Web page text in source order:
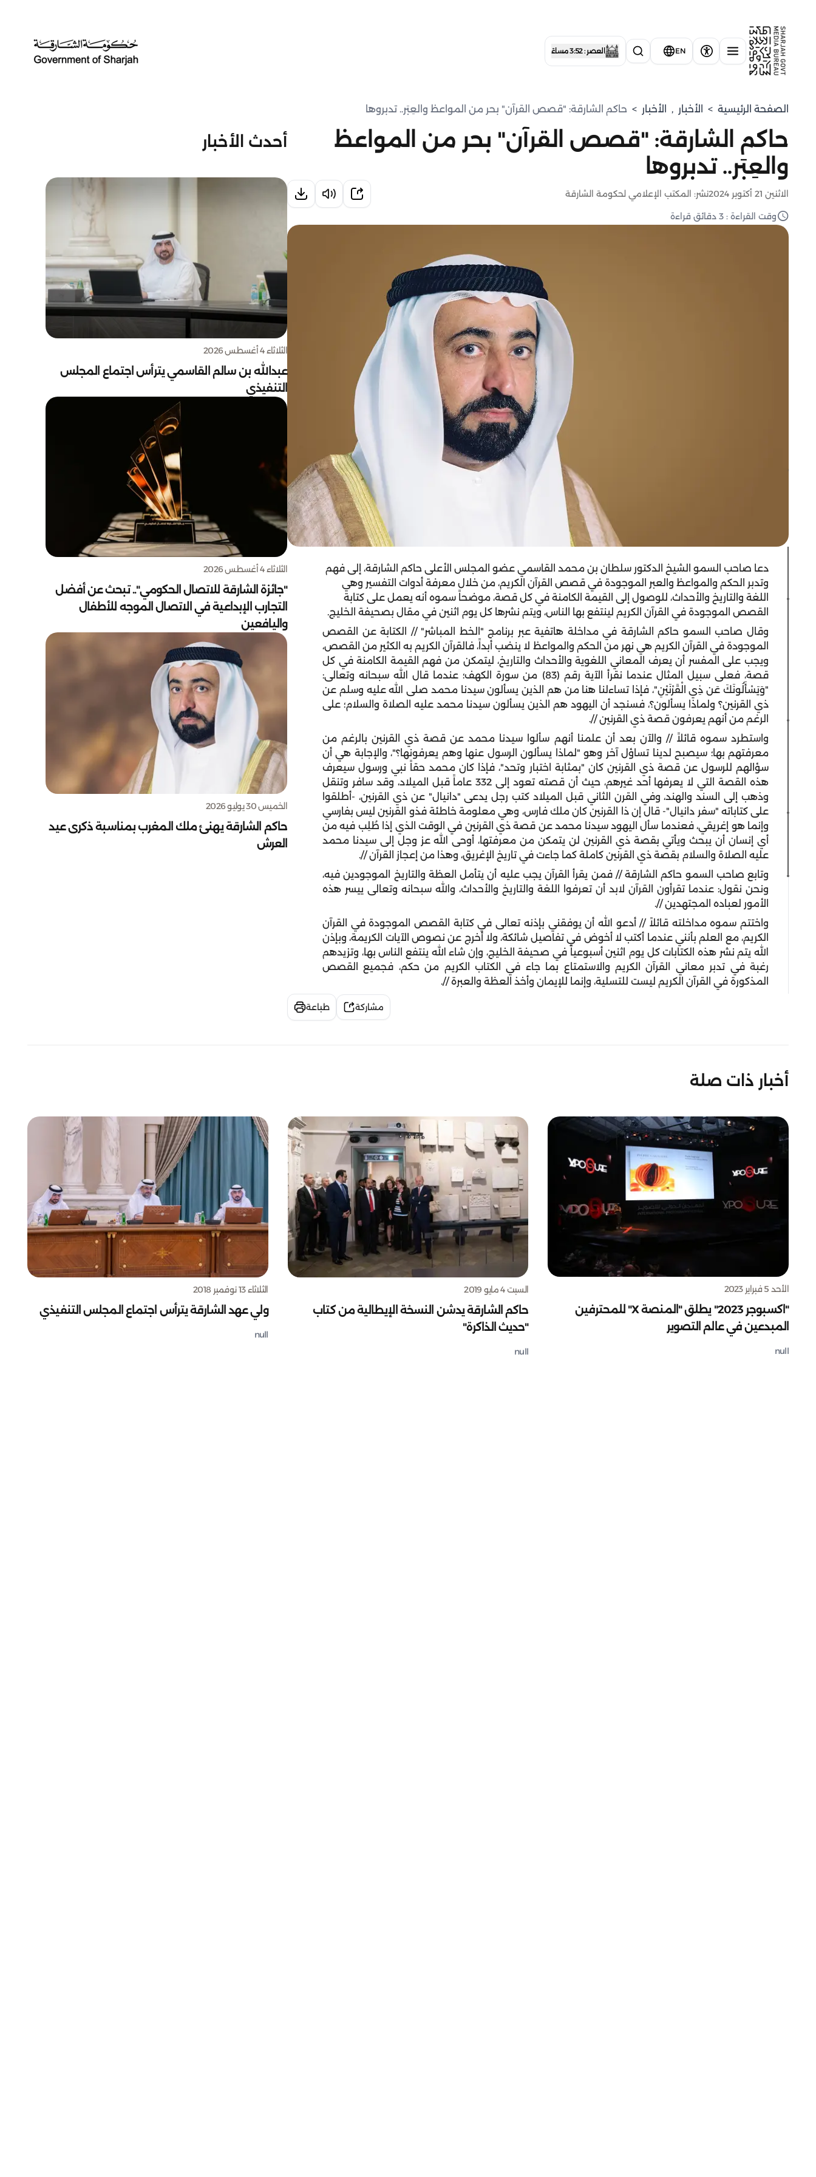
EN العصر : 3:52 مساءً
الصفحة الرئيسية > الأخبار , الأخبار > حاكم الشارقة: "قصص القرآن" بحر من المواعظ والعِبَر.. تدبروها
حاكم الشارقة: "قصص القرآن" بحر من المواعظ
والعِبَر.. تدبروها
الاثنين 21 أكتوبر 2024 نشر: المكتب الإعلامي لحكومة الشارقة
وقت القراءة : 3 دقائق قراءة
دعا صاحب السمو الشيخ الدكتور سلطان بن محمد القاسمي عضو المجلس الأعلى حاكم الشارقة، إلى فهم
وتدبر الحكم والمواعظ والعبر الموجودة في قصص القرآن الكريم، من خلال معرفة أدوات التفسير وهي
اللغة والتاريخ والأحداث، للوصول إلى القيمة الكامنة في كل قصة، موضحاً سموه أنه يعمل على كتابة
القصص الموجودة في القرآن الكريم لينتفع بها الناس، ويتم نشرها كل يوم اثنين في مقال بصحيفة الخليج.
وقال صاحب السمو حاكم الشارقة في مداخلة هاتفية عبر برنامج "الخط المباشر" // الكتابة عن القصص
الموجودة في القرآن الكريم هي نهر من الحكم والمواعظ لا ينضب أبداً، فالقرآن الكريم به الكثير من القصص،
ويجب على المفسر أن يعرف المعاني اللغوية والأحداث والتاريخ، ليتمكن من فهم القيمة الكامنة في كل
قصة، فعلى سبيل المثال عندما نقرأ الآية رقم (83) من سورة الكهف؛ عندما قال الله سبحانه وتعالى:
"وَيَسْأَلُونَكَ عَن ذِي الْقَرْنَيْنِ"، فإذا تساءلنا هنا من هم الذين يسألون سيدنا محمد صلى الله عليه وسلم عن
ذي القرنين؟ ولماذا يسألون؟، فسنجد أن اليهود هم الذين يسألون سيدنا محمد عليه الصلاة والسلام؛ على
الرغم من أنهم يعرفون قصة ذي القرنين //.
واستطرد سموه قائلاً // والآن بعد أن علمنا أنهم سألوا سيدنا محمد عن قصة ذي القرنين بالرغم من
معرفتهم بها؛ سيصبح لدينا تساؤل آخر وهو "لماذا يسألون الرسول عنها وهم يعرفونها؟"، والإجابة هي أن
سؤالهم للرسول عن قصة ذي القرنين كان "بمثابة اختبار وتحد"، فإذا كان محمد حقاً نبي ورسول سيعرف
هذه القصة التي لا يعرفها أحد غيرهم، حيث أن قصته تعود إلى 332 عاماً قبل الميلاد، وقد سافر وتنقل
وذهب إلى السند والهند، وفي القرن الثاني قبل الميلاد كتب رجل يدعى "دانيال" عن ذي القرنين، -أطلقوا
على كتاباته "سفر دانيال"- قال إن ذا القرنين كان ملك فارس، وهي معلومة خاطئة فذو القرنين ليس بفارسي
وإنما هو إغريقي، فعندما سأل اليهود سيدنا محمد عن قصة ذي القرنين في الوقت الذي إذا طُلِب فيه من
أي إنسان أن يبحث ويأتي بقصة ذي القرنين لن يتمكن من معرفتها، أوحى الله عز وجل إلى سيدنا محمد
عليه الصلاة والسلام بقصة ذي القرنين كاملة كما جاءت في تاريخ الإغريق، وهذا من إعجاز القرآن //.
وتابع صاحب السمو حاكم الشارقة // فمن يقرأ القرآن يجب عليه أن يتأمل العظة والتاريخ الموجودين فيه،
ونحن نقول: عندما تقرأون القرآن لابد أن تعرفوا اللغة والتاريخ والأحداث، والله سبحانه وتعالى ييسر هذه
الأمور لعباده المجتهدين //.
واختتم سموه مداخلته قائلاً // أدعو الله أن يوفقني بإذنه تعالى في كتابة القصص الموجودة في القرآن
الكريم، مع العلم بأنني عندما أكتب لا أخوض في تفاصيل شائكة، ولا أخرج عن نصوص الآيات الكريمة، وبإذن
الله يتم نشر هذه الكتابات كل يوم اثنين أسبوعياً في صحيفة الخليج، وإن شاء الله ينتفع الناس بها، وتزيدهم
رغبة في تدبر معاني القرآن الكريم والاستمتاع بما جاء في الكتاب الكريم من حكم، فجميع القصص
المذكورة في القرآن الكريم ليست للتسلية، وإنما للإيمان وأخذ العظة والعبرة //.
مشاركة طباعة
أحدث الأخبار
الثلاثاء 4 أغسطس 2026
عبدالله بن سالم القاسمي يترأس اجتماع المجلس
التنفيذي
الثلاثاء 4 أغسطس 2026
"جائزة الشارقة للاتصال الحكومي".. تبحث عن أفضل
التجارب الإبداعية في الاتصال الموجه للأطفال
واليافعين
الخميس 30 يوليو 2026
حاكم الشارقة يهنئ ملك المغرب بمناسبة ذكرى عيد
العرش
أخبار ذات صلة
الأحد 5 فبراير 2023
"اكسبوجر 2023" يطلق "المنصة X" للمحترفين
المبدعين في عالم التصوير
null
السبت 4 مايو 2019
حاكم الشارقة يدشن النسخة الإيطالية من كتاب
"حديث الذاكرة"
null
الثلاثاء 13 نوفمبر 2018
ولي عهد الشارقة يترأس اجتماع المجلس التنفيذي
null